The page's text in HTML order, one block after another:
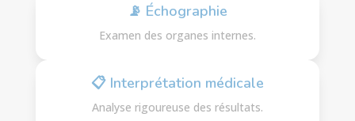
📡 Échographie
Examen des organes internes.
📋 Interprétation médicale
Analyse rigoureuse des résultats.